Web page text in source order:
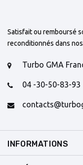
Satisfait ou remboursé
reconditionnés dans
Turbo GMA
04 -30-50-83-93
INFORMATIONS